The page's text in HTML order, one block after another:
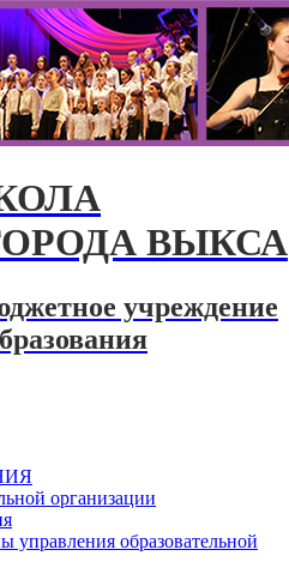
ВЫКСА
учреждение
организации
управления образовательной